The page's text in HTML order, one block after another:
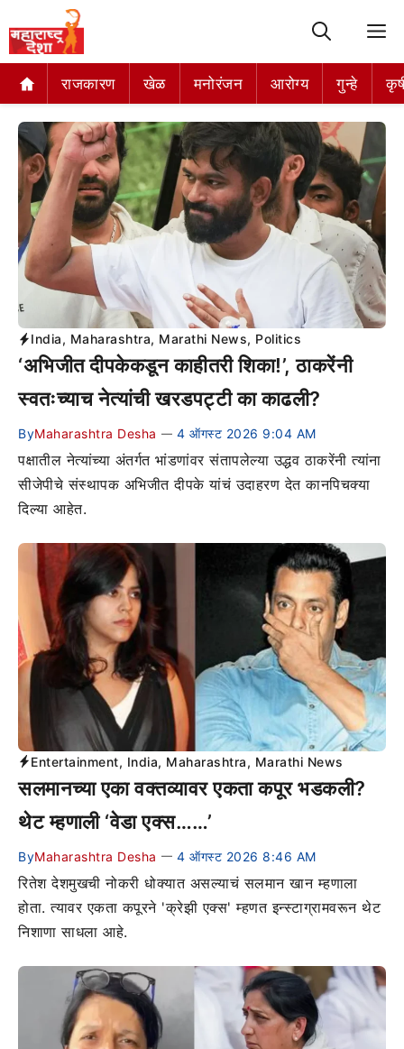
राजकारण खेळ मनोरंजन आरोग्य गुन्हे
India, Maharashtra, Marathi News, Politics
‘अभिजीत दीपकेकडून काहीतरी शिका!’, ठाकरेंनी
स्वतःच्याच नेत्यांची खरडपट्टी का काढली?
ByMaharashtra Desha — 4 ऑगस्ट 2026 9:04 AM
पक्षातील नेत्यांच्या अंतर्गत भांडणांवर संतापलेल्या उद्धव ठाकरेंनी त्यांना
सीजेपीचे संस्थापक अभिजीत दीपके यांचं उदाहरण देत कानपिचक्या
दिल्या आहेत.
Entertainment, India, Maharashtra, Marathi News
सलमानच्या एका वक्तव्यावर एकता कपूर भडकली?
थेट म्हणाली ‘वेडा एक्स……’
ByMaharashtra Desha — 4 ऑगस्ट 2026 8:46 AM
रितेश देशमुखची नोकरी धोक्यात असल्याचं सलमान खान म्हणाला
होता. त्यावर एकता कपूरने 'क्रेझी एक्स' म्हणत इन्स्टाग्रामवरून थेट
निशाणा साधला आहे.